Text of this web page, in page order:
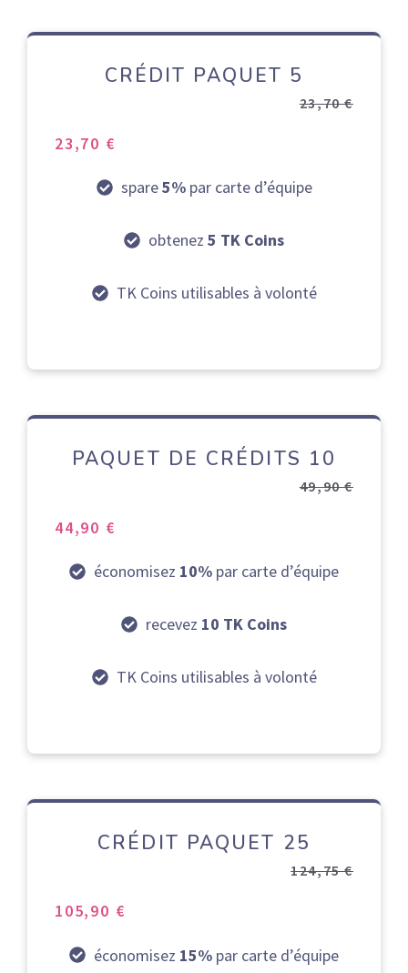
CRÉDIT PAQUET 5
23,70 €
23,70 €
spare5%par carte d’équipe
obtenez 5 TK Coins
TK Coins utilisables à volonté
PAQUET DE CRÉDITS 10
49,90 €
44,90 €
économisez 10% par carte d’équipe
recevez 10 TK Coins
TK Coins utilisables à volonté
CRÉDIT PAQUET 25
124,75 €
105,90 €
économisez 15% par carte d’équipe